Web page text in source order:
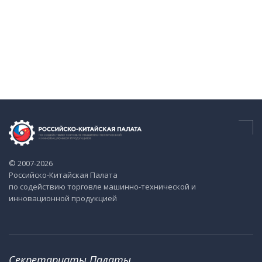
© 2007-2026
Российско-Китайская Палата
по содействию торговле машинно-технической и
инновационной продукцией